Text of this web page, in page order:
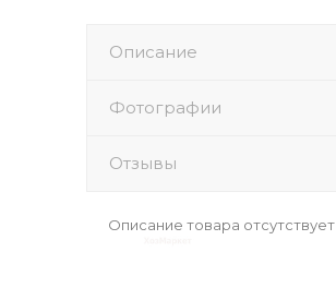
Описание
Фотографии
Отзывы
Описание товара отсутствует